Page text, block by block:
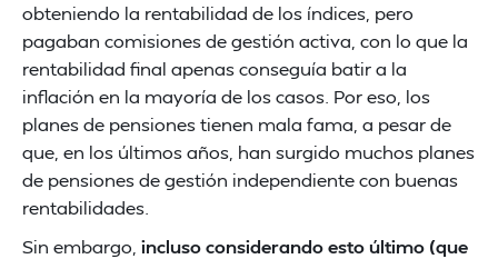
obteniendo la rentabilidad de los índices, pero
pagaban comisiones de gestión activa, con lo que la
rentabilidad final apenas conseguía batir a la
inflación en la mayoría de los casos. Por eso, los
planes de pensiones tienen mala fama, a pesar de
que, en los últimos años, han surgido muchos planes
de pensiones de gestión independiente con buenas
rentabilidades.
Sin embargo, incluso considerando esto último (que